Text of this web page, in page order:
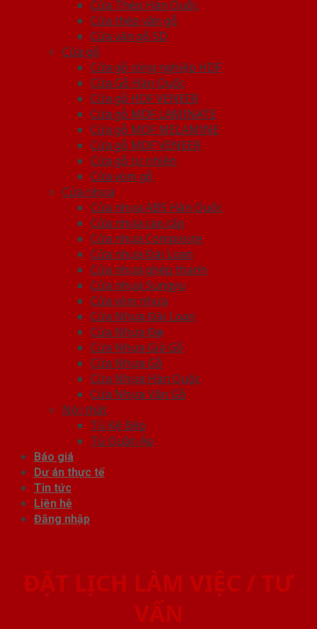
Cửa Thép Hàn Quốc
Cửa thép vân gỗ
Cửa vân gỗ 5D
Cửa gỗ
Cửa gỗ công nghiệp HDF
Cửa Gỗ Hàn Quốc
Cửa gỗ HDF VENEER
Cửa gỗ MDF LAMINATE
Cửa gỗ MDF MELAMINE
Cửa gỗ MDF VENEER
Cửa gỗ tự nhiên
Cửa vòm gỗ
Cửa nhựa
Cửa nhựa ABS Hàn Quốc
Cửa nhựa cao cấp
Cửa nhựa Composite
Cửa nhựa Đài Loan
Cửa nhựa ghép thanh
Cửa nhựa Sungyu
Cửa vòm nhựa
Cửa Nhựa Đài Loan
Cửa Nhựa Đẹp
Cửa Nhựa Giả Gỗ
Cửa Nhựa Gỗ
Cửa Nhựa Hàn Quốc
Cửa Nhựa Vân Gỗ
Nội thất
Tủ Kệ Bếp
Tủ Quần Áo
Báo giá
Dự án thực tế
Tin tức
Liên hệ
Đăng nhập
ĐẶT LỊCH LÀM VIỆC / TƯ
VẤN